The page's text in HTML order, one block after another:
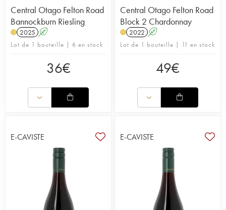
Central Otago Felton Road
Bannockburn Riesling
2025 A
Lot de 1 bouteille | 6 en stock
36€
Central Otago Felton Road
Block 2 Chardonnay
2022 A
Lot de 1 bouteille | 11 en stock
49€
E-CAVISTE E-CAVISTE